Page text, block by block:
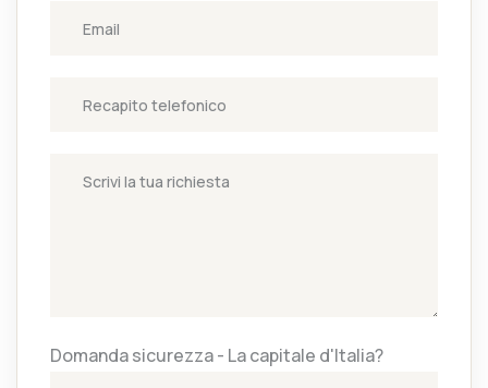
Domanda sicurezza - La capitale d'Italia?